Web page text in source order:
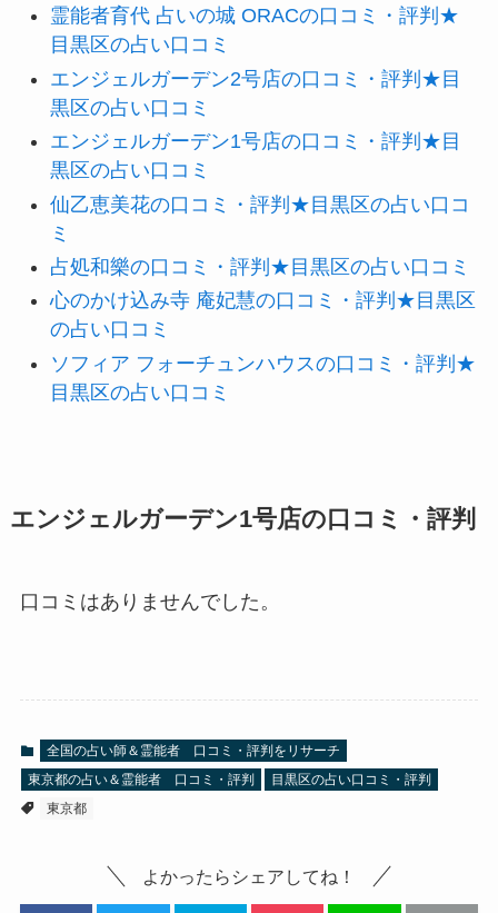
霊能者育代 占いの城 ORACの口コミ・評判★
目黒区の占い口コミ
エンジェルガーデン2号店の口コミ・評判★目
黒区の占い口コミ
エンジェルガーデン1号店の口コミ・評判★目
黒区の占い口コミ
仙乙恵美花の口コミ・評判★目黒区の占い口コ
ミ
占処和樂の口コミ・評判★目黒区の占い口コミ
心のかけ込み寺 庵妃慧の口コミ・評判★目黒区
の占い口コミ
ソフィア フォーチュンハウスの口コミ・評判★
目黒区の占い口コミ
エンジェルガーデン1号店の口コミ・評判
口コミはありませんでした。
全国の占い師＆霊能者 口コミ・評判をリサーチ
東京都の占い＆霊能者 口コミ・評判
目黒区の占い口コミ・評判
東京都
よかったらシェアしてね！